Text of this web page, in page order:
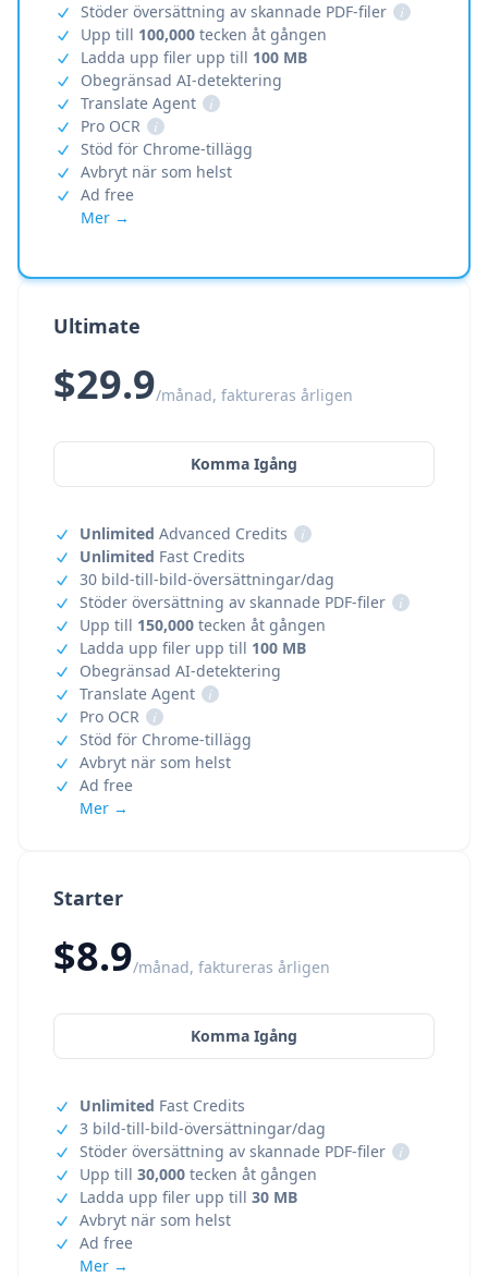
Starter
$8.9/månad, faktureras årligen
Komma Igång
Unlimited Fast Credits
3 bild-till-bild-översättningar/dag
Stöder översättning av skannade PDF-filer
i
Upp till 30,000 tecken åt gången
Ladda upp filer upp till 30 MB
Avbryt när som helst
Ad free
Mer →
Stöder översättning av skannade PDF-filer
i
Upp till 100,000 tecken åt gången
Ladda upp filer upp till 100 MB
Obegränsad AI-detektering
Translate Agent
i
Pro OCR
i
Stöd för Chrome-tillägg
Avbryt när som helst
Ad free
Mer →
Ultimate
$29.9/månad, faktureras årligen
Komma Igång
Unlimited Advanced Credits
i
Unlimited Fast Credits
30 bild-till-bild-översättningar/dag
Stöder översättning av skannade PDF-filer
i
Upp till 150,000 tecken åt gången
Ladda upp filer upp till 100 MB
Obegränsad AI-detektering
Translate Agent
i
Pro OCR
i
Stöd för Chrome-tillägg
Avbryt när som helst
Ad free
Mer →